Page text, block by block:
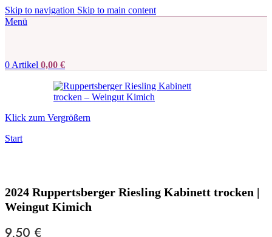
Skip to navigation Skip to main content
Menü
0 Artikel 0,00 €
Klick zum Vergrößern
Start
2024 Ruppertsberger Riesling Kabinett trocken |
Weingut Kimich
9,50 €